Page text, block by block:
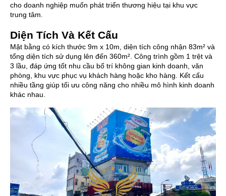
cho doanh nghiệp muốn phát triển thương hiệu tại khu vực
trung tâm.
Diện Tích Và Kết Cấu
Mặt bằng có kích thước 9m x 10m, diện tích công nhận 83m² và
tổng diện tích sử dụng lên đến 360m². Công trình gồm 1 trệt và
3 lầu, đáp ứng tốt nhu cầu bố trí không gian kinh doanh, văn
phòng, khu vực phục vụ khách hàng hoặc kho hàng. Kết cấu
nhiều tầng giúp tối ưu công năng cho nhiều mô hình kinh doanh
khác nhau.